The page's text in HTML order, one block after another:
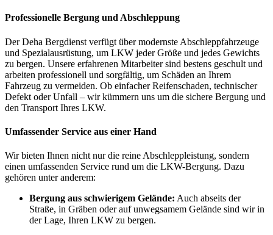
Professionelle Bergung und Abschleppung
Der Deha Bergdienst verfügt über modernste Abschleppfahrzeuge
und Spezialausrüstung, um LKW jeder Größe und jedes Gewichts
zu bergen. Unsere erfahrenen Mitarbeiter sind bestens geschult und
arbeiten professionell und sorgfältig, um Schäden an Ihrem
Fahrzeug zu vermeiden. Ob einfacher Reifenschaden, technischer
Defekt oder Unfall – wir kümmern uns um die sichere Bergung und
den Transport Ihres LKW.
Umfassender Service aus einer Hand
Wir bieten Ihnen nicht nur die reine Abschleppleistung, sondern
einen umfassenden Service rund um die LKW-Bergung. Dazu
gehören unter anderem:
Bergung aus schwierigem Gelände: Auch abseits der
Straße, in Gräben oder auf unwegsamem Gelände sind wir in
der Lage, Ihren LKW zu bergen.